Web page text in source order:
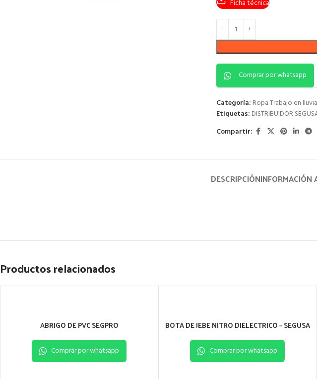
Ficha técnica
Comprar por whatsapp
Categoría: Ropa Trabajo en lluvia
Etiquetas: DISTRIBUIDOR
Compartir:
DESCRIPCIÓNINFORMACIÓN
Productos relacionados
ABRIGO DE PVC SEGPRO
Comprar por whatsapp
BOTA DE JEBE NITRO DIELECTRICO – SEGUSA
Comprar por whatsapp